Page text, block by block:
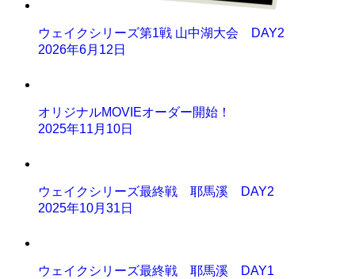
ウェイクシリーズ第1戦 山中湖大会 DAY2
2026年6月12日
オリジナルMOVIEオーダー開始！
2025年11月10日
ウェイクシリーズ最終戦 耶馬溪 DAY2
2025年10月31日
ウェイクシリーズ最終戦 耶馬溪 DAY1